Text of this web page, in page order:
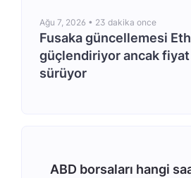
Ağu 7, 2026 • 23 dakika once
Fusaka güncellemesi
güçlendiriyor ancak fiyat
sürüyor
ABD borsaları hangi